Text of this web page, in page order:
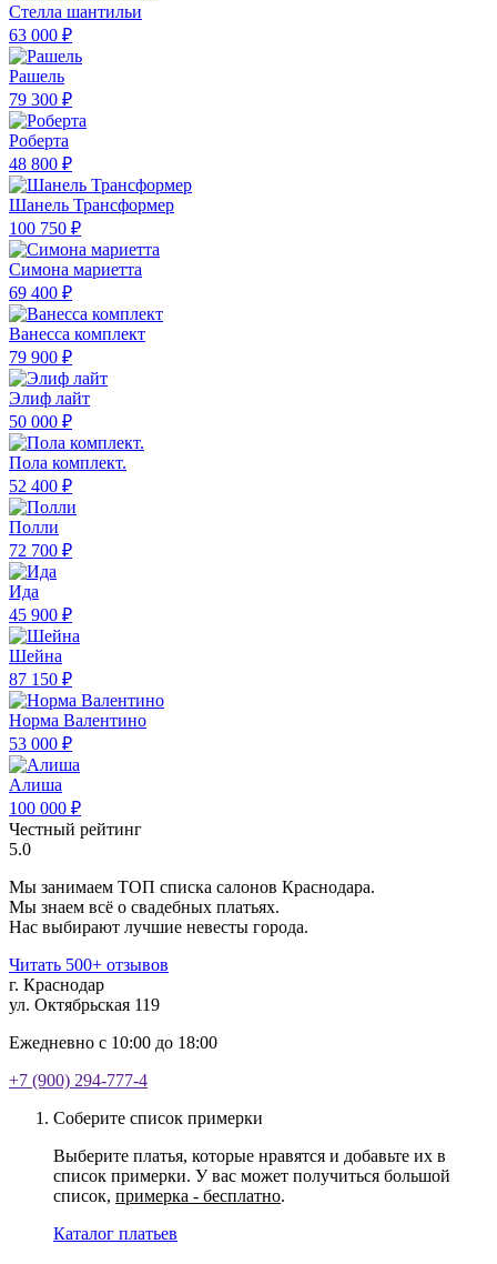
Стелла шантильи
63 000 ₽
Рашель
79 300 ₽
Роберта
48 800 ₽
Шанель Трансформер
100 750 ₽
Симона мариетта
69 400 ₽
Ванесса комплект
79 900 ₽
Элиф лайт
50 000 ₽
Пола комплект.
52 400 ₽
Полли
72 700 ₽
Ида
45 900 ₽
Шейна
87 150 ₽
Норма Валентино
53 000 ₽
Алиша
100 000 ₽
Честный рейтинг
5.0
Мы занимаем ТОП списка салонов Краснодара.
Мы знаем всё о свадебных платьях.
Нас выбирают лучшие невесты города.
Читать 500+ отзывов
г. Краснодар
ул. Октябрьская 119
Ежедневно с 10:00 до 18:00
+7 (900) 294-777-4
Соберите список примерки
Выберите платья, которые нравятся и добавьте их в
список примерки. У вас может получиться большой
список, примерка - бесплатно.
Каталог платьев